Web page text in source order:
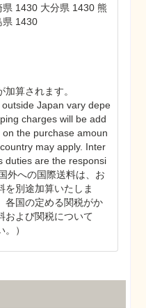
1430 大分県 1430 熊
県 1430
算されます。
Japan vary depe
charges will be add
the purchase amoun
may apply. Inter
duties are the responsi
外への国際送料は、お
を別途加算いたしま
各国の定める関税がか
および関税について
）